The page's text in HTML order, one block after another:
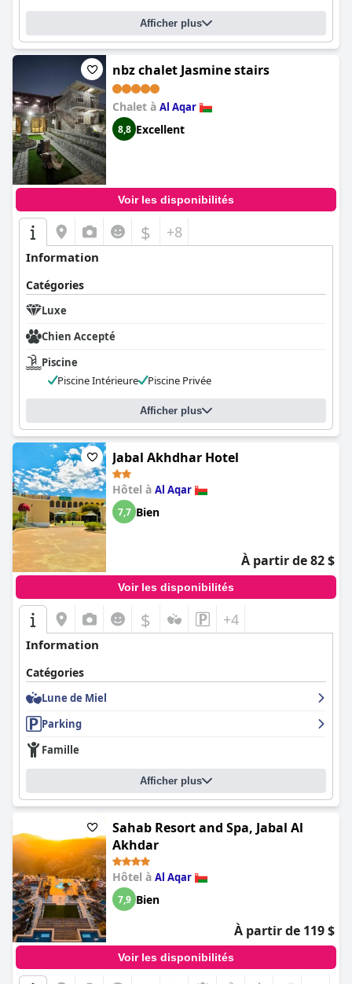
Afficher plus
nbz chalet Jasmine stairs
Chalet à Al Aqar
8,8 Excellent
Voir les disponibilités
$ +8
Information
Catégories
Luxe
Chien Accepté
Piscine
Piscine Intérieure
Piscine Privée
Afficher plus
Jabal Akhdhar Hotel
Hôtel à Al Aqar
7,7 Bien
À partir de 82 $
Voir les disponibilités
$ +4
Information
Catégories
Lune de Miel
Parking
Famille
Afficher plus
Sahab Resort and Spa, Jabal Al
Akhdar
Hôtel à Al Aqar
7,9 Bien
À partir de 119 $
Voir les disponibilités